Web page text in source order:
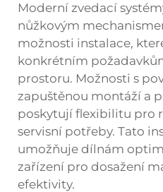
Moderní zvedací
nůžkovým
možnosti instalace,
konkrétním
prostoru. Možnosti s
zapuštěnou montáží a
poskytují flexibilitu pro
servisní potřeby. Tato
umožňuje dílnám
zařízení pro dosažení
efektivity.